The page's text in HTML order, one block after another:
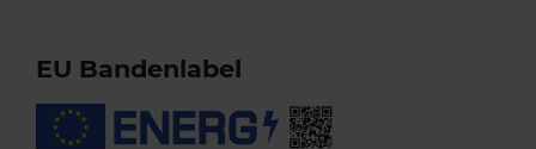
EU Bandenlabel